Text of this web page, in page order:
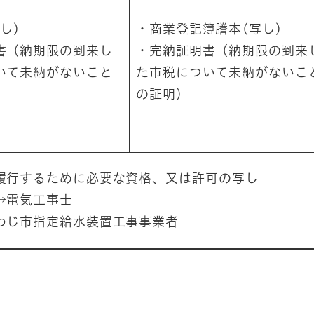
)
（納期限の到来し
て未納がないこと
・商業登記簿謄本(写し)
・完納証明書（納期限の到来
た市税について未納がないこ
の証明）
行するために必要な資格、又は許可の写し
気工事士
市指定給水装置工事事業者